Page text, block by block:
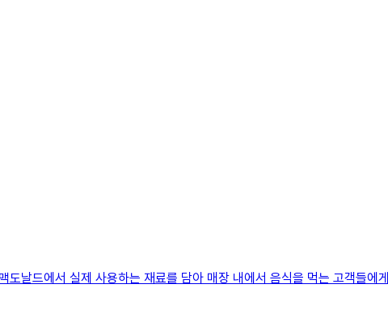
도날드에서 실제 사용하는 재료를 담아 매장 내에서 음식을 먹는 고객들